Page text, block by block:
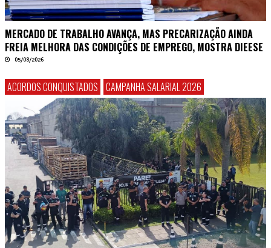
MERCADO DE TRABALHO AVANÇA, MAS PRECARIZAÇÃO AINDA
FREIA MELHORA DAS CONDIÇÕES DE EMPREGO, MOSTRA DIEESE
05/08/2026
ACORDOS CONQUISTADOS CAMPANHA SALARIAL 2026